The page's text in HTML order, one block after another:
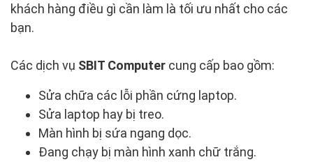
khách hàng điều gì cần làm là tối ưu nhất cho các
bạn.
Các dịch vụ SBIT Computer cung cấp bao gồm:
Sửa chữa các lỗi phần cứng laptop.
Sửa laptop hay bị treo.
Màn hình bị sứa ngang dọc.
Đang chạy bị màn hình xanh chữ trắng.